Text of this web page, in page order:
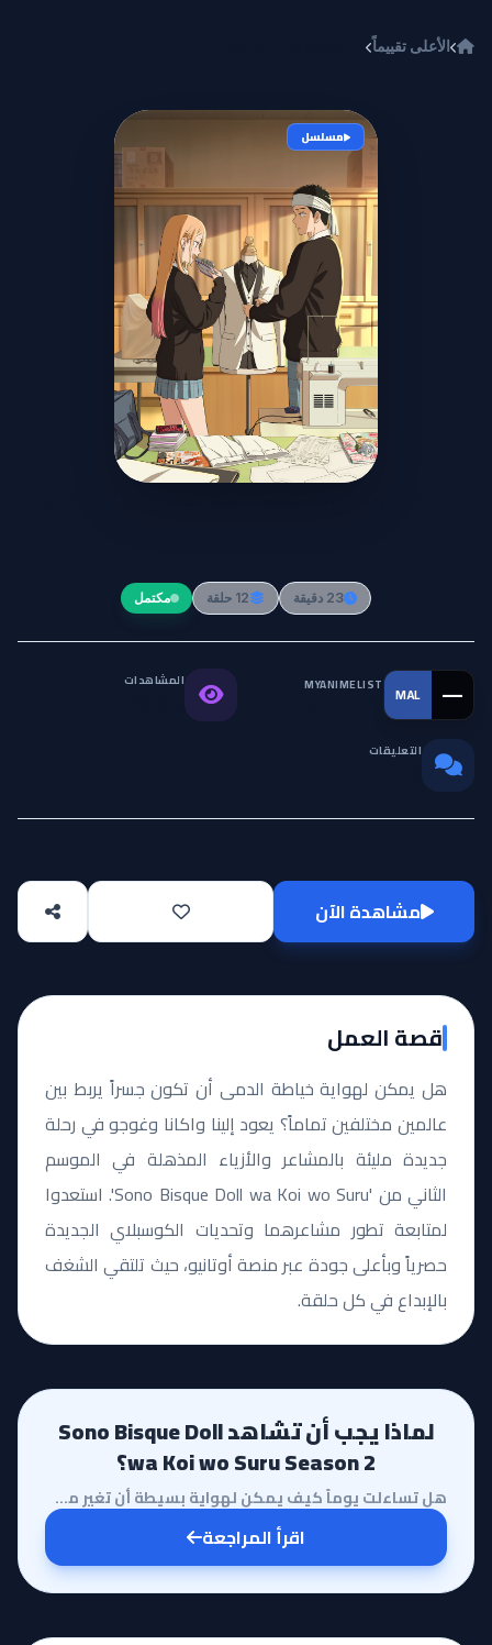
الأعلى تقييماً
مسلسل
Sono Bisque Doll wa Koi wo Suru
23 دقيقة 12 حلقة مكتمل
MAL —
MYANIMELIST المشاهدات
التعليقات
مشاهدة الآن
قصة العمل
هل يمكن لهواية خياطة الدمى أن تكون جسراً يربط بين
عالمين مختلفين تماماً؟ يعود إلينا واكانا وغوجو في رحلة
جديدة مليئة بالمشاعر والأزياء المذهلة في الموسم
الثاني من 'Sono Bisque Doll wa Koi wo Suru'. استعدوا
لمتابعة تطور مشاعرهما وتحديات الكوسبلاي الجديدة
حصرياً وبأعلى جودة عبر منصة أوتانيو، حيث تلتقي الشغف
بالإبداع في كل حلقة.
لماذا يجب أن تشاهد Sono Bisque Doll
wa Koi wo Suru Season 2؟
هل تساءلت يوماً كيف يمكن لهواية بسيطة أن تغير مسار حياتك بالكامل وتفتح أمامك أبواباً لم تكن تتخيل وج...
اقرأ المراجعة